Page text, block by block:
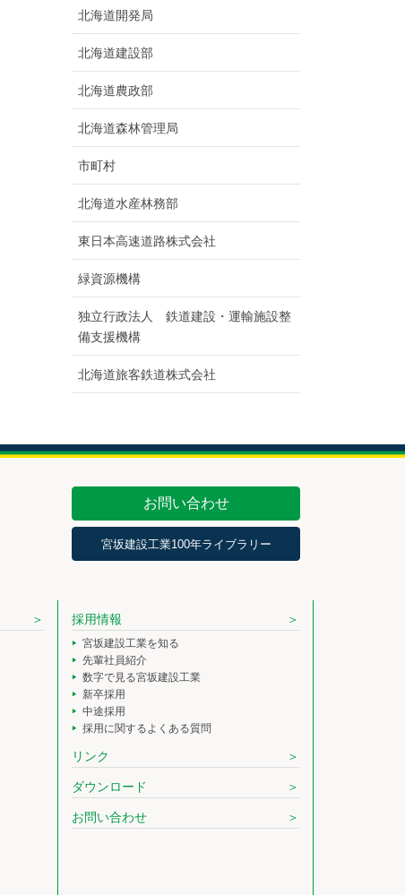
北海道開発局
北海道建設部
北海道農政部
北海道森林管理局
市町村
北海道水産林務部
東日本高速道路株式会社
緑資源機構
独立行政法人 鉄道建設・運輸施設整
備支援機構
北海道旅客鉄道株式会社
お問い合わせ
宮坂建設工業100年ライブラリー
採用情報
宮坂建設工業を知る
先輩社員紹介
数字で見る宮坂建設工業
新卒採用
中途採用
採用に関するよくある質問
リンク
ダウンロード
お問い合わせ